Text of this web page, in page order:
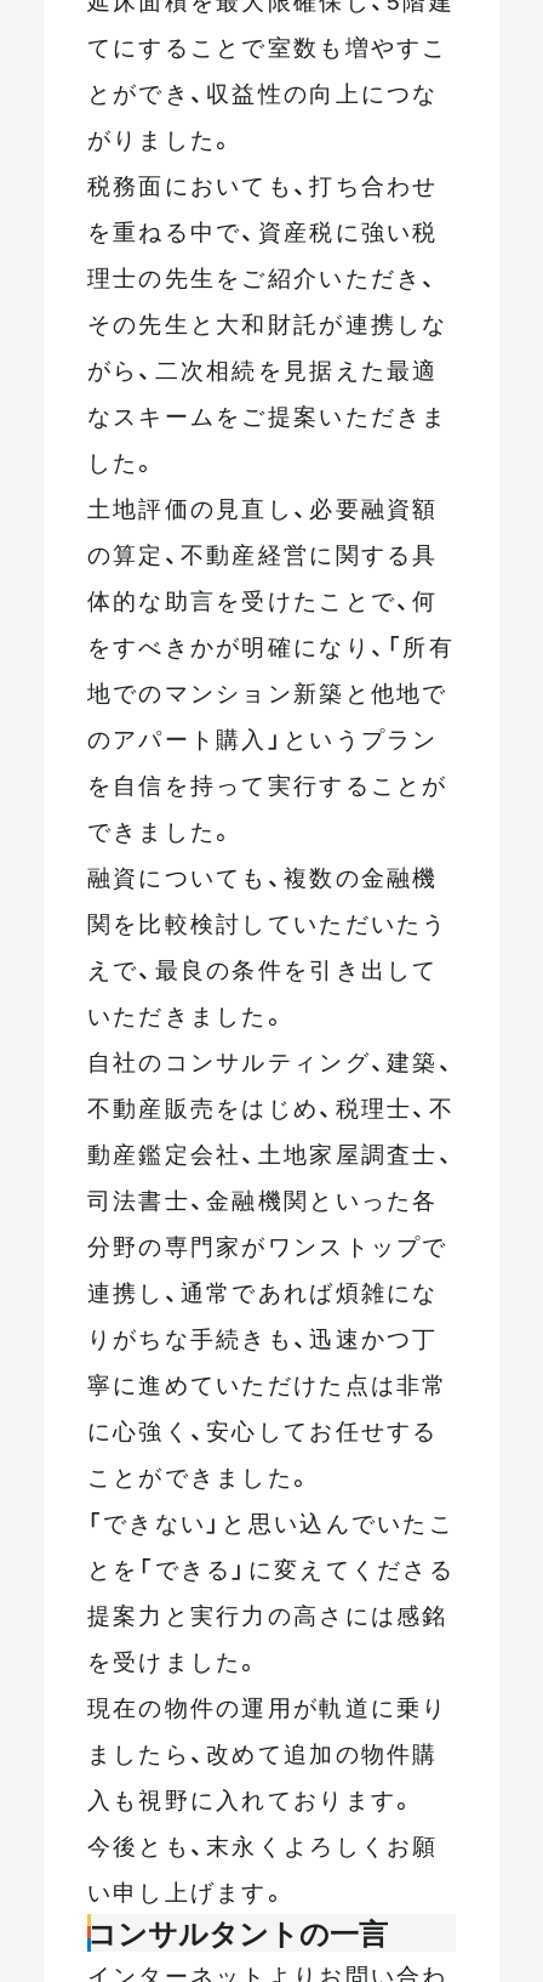
てにすることで室数も増やすこ
とができ、収益性の向上につな
がりました。
税務面においても、打ち合わせ
を重ねる中で、資産税に強い税
理士の先生をご紹介いただき、
その先生と大和財託が連携しな
がら、二次相続を見据えた最適
なスキームをご提案いただきま
した。
土地評価の見直し、必要融資額
の算定、不動産経営に関する具
体的な助言を受けたことで、何
をすべきかが明確になり、「所有
地でのマンション新築と他地で
のアパート購入」というプラン
を自信を持って実行することが
できました。
融資についても、複数の金融機
関を比較検討していただいたう
えで、最良の条件を引き出して
いただきました。
自社のコンサルティング、建築、
不動産販売をはじめ、税理士、不
動産鑑定会社、土地家屋調査士、
司法書士、金融機関といった各
分野の専門家がワンストップで
連携し、通常であれば煩雑にな
りがちな手続きも、迅速かつ丁
寧に進めていただけた点は非常
に心強く、安心してお任せする
ことができました。
「できない」と思い込んでいたこ
とを「できる」に変えてくださる
提案力と実行力の高さには感銘
を受けました。
現在の物件の運用が軌道に乗り
ましたら、改めて追加の物件購
入も視野に入れております。
今後とも、末永くよろしくお願
い申し上げます。
コンサルタントの一言
インターネットよりお問い合わ